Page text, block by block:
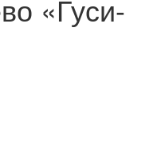
«Гуси-